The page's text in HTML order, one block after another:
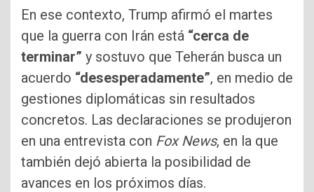
En ese contexto, Trump afirmó el martes
que la guerra con Irán está “cerca de
terminar” y sostuvo que Teherán busca un
acuerdo “desesperadamente”, en medio de
gestiones diplomáticas sin resultados
concretos. Las declaraciones se produjeron
en una entrevista con Fox News, en la que
también dejó abierta la posibilidad de
avances en los próximos días.